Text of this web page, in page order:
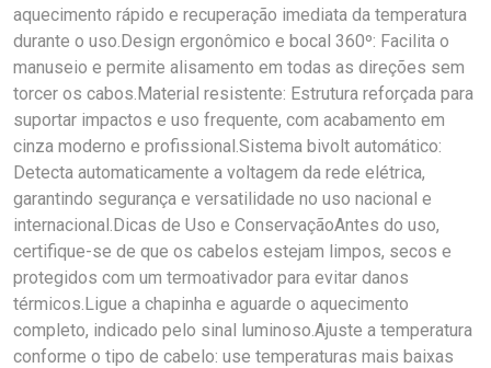
aquecimento rápido e recuperação imediata da temperatura
durante o uso.Design ergonômico e bocal 360º: Facilita o
manuseio e permite alisamento em todas as direções sem
torcer os cabos.Material resistente: Estrutura reforçada para
suportar impactos e uso frequente, com acabamento em
cinza moderno e profissional.Sistema bivolt automático:
Detecta automaticamente a voltagem da rede elétrica,
garantindo segurança e versatilidade no uso nacional e
internacional.Dicas de Uso e ConservaçãoAntes do uso,
certifique-se de que os cabelos estejam limpos, secos e
protegidos com um termoativador para evitar danos
térmicos.Ligue a chapinha e aguarde o aquecimento
completo, indicado pelo sinal luminoso.Ajuste a temperatura
conforme o tipo de cabelo: use temperaturas mais baixas